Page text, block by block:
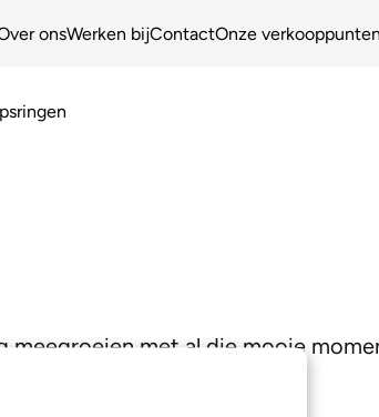
onsWerken bijContactOnze verkooppunten
met al die mooie